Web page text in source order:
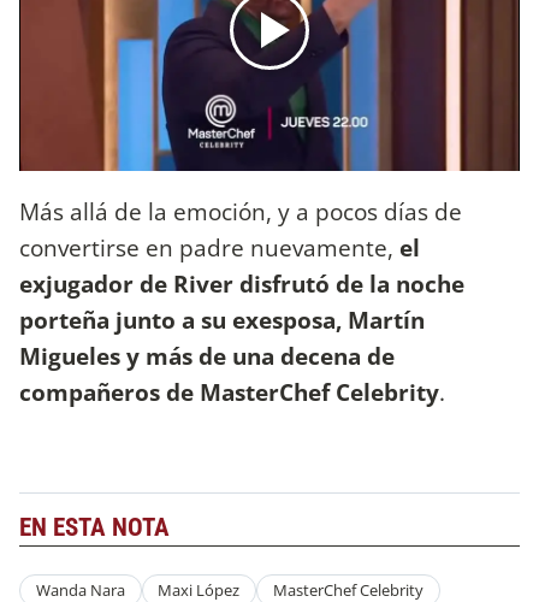
Más allá de la emoción, y a pocos días de
convertirse en padre nuevamente, el
exjugador de River disfrutó de la noche
porteña junto a su exesposa, Martín
Migueles y más de una decena de
compañeros de MasterChef Celebrity.
EN ESTA NOTA
Wanda Nara Maxi López MasterChef Celebrity